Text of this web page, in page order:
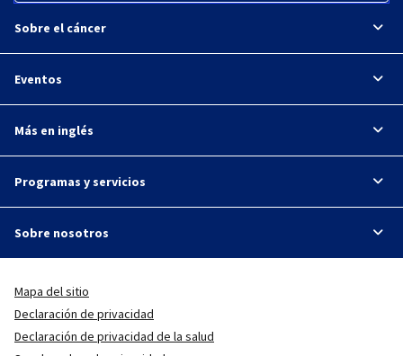
Sobre el cáncer
Eventos
Más en inglés
Programas y servicios
Sobre nosotros
Mapa del sitio
Declaración de privacidad
Declaración de privacidad de la salud